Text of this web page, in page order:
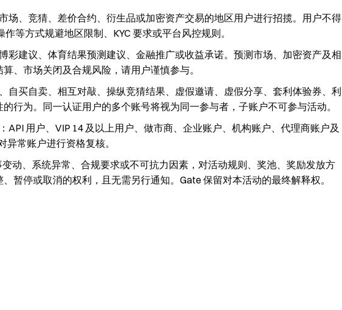
场、竞猜、差价合约、衍生品或加密资产交易的地区用户进行招揽。用户不得
等方式规避地区限制、KYC 要求或平台风控规则。
彩建议、体育结果预测建议、金融推广或收益承诺。预测市场、加密资产及相
、市场关闭及合规风险，请用户谨慎参与。
自买自卖、相互对敲、操纵竞猜结果、虚假邀请、虚假分享、套利体验券、利
行为。同一认证用户的多个账号将视为同一参与者，子账户不可参与活动。
API 用户、VIP 14 及以上用户、做市商、企业账户、机构账户、代理商账户及
常账户进行资格复核。
动、系统异常、合规要求或不可抗力因素，对活动规则、奖池、奖励发放方
暂停或取消的权利，且无需另行通知。Gate 保留对本活动的最终解释权。